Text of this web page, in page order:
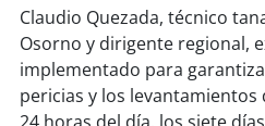
soy sancarlos
soytalcahuano
soyconcepción
Claudio Quezada, técnico
Osorno y dirigente regional,
implementado para
pericias y los